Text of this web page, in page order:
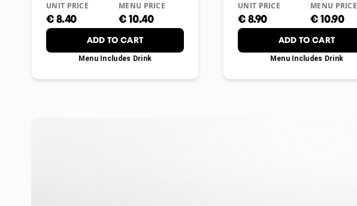
UNIT PRICE
€8.40
MENU PRICE
€10.40
ADD TO CART
Menu Includes Drink
UNIT PRICE
€8.90
MENU PRICE
€10.90
ADD TO CART
Menu Includes Drink